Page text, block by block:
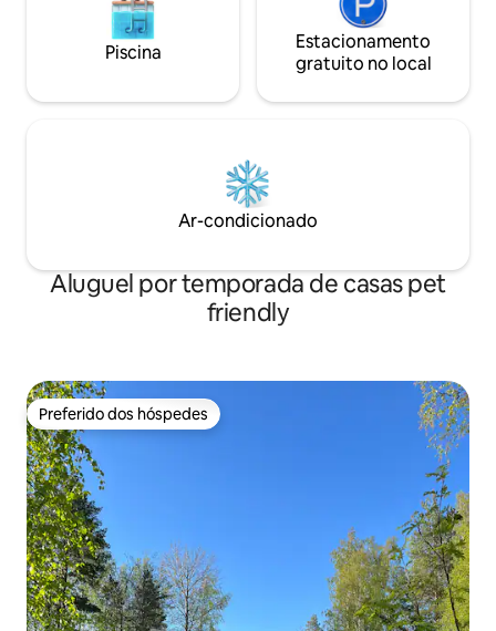
Piscina
Estacionamento
gratuito no local
Ar-condicionado
Aluguel por temporada de casas pet
friendly
Preferido dos hóspedes
Preferido dos hóspedes